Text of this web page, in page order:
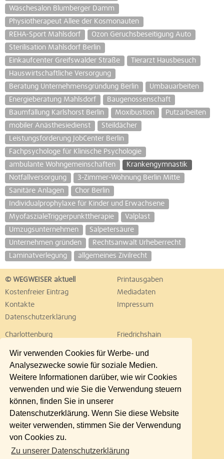
Wir verwenden Cookies für Werbe- und
Analysezwecke sowie für soziale Medien.
Weitere Informationen darüber, wie wir Cookies
verwenden und wie Sie die Verwendung steuern
können, finden Sie in unserer
Datenschutzerklärung. Wenn Sie diese Website
weiter verwenden, stimmen Sie der Verwendung
von Cookies zu.
Zu unserer Datenschutzerklärung
Wäschesalon Blumberger Damm
Physiotherapeut Allee der Kosmonauten
REHA-Sport Mahlsdorf
Ozon Geruchsbeseitigung Auto
Sterilisation Mahlsdorf Berlin
Einkaufcenter Greifswalder Straße
Tierarzt Hausbesuch
Hauswirtschaftliche Versorgung
Beratung Unternehmensgründung Berlin
Umbauarbeiten
Energieberatung Mahlsdorf
Baugenossenschaft
Baumfällung Karlshorst Berlin
Moxibustion
Putzarbeiten
mobiler Anästhesiedienst
Steildächer
Leistungsforderung JobCenter Berlin
Fachpsychologe für Klinische Psychologie
ambulante Wohngemeinschaften
Krankengymnastik
Notfallversorgung
3-Zimmer-Wohnung Berlin Mitte
Sanitäre Anlagen
Chor Berlin
Individualprophylaxe für Kinder und Erwachsene
MyofaszialeTriggerpunkttherapie
Valplast
Umzugsunternehmen
Salpetersäure
Unternehmen gründen
Rechtsanwalt Urheberrecht
Laminatverlegung
allgemeines Zivilrecht
© WEGWEISER aktuell
Printausgaben
Kostenfreier Eintrag
Mediadaten
Kontakte
Impressum
Datenschutzerklärung
Charlottenburg
Friedrichshain
Lichtenberg
Marzahn
Neukölln
Pankow
Reinickendorf
Schöneberg
Spandau
Steglitz
Tempelhof
Treptow
Umland Ost